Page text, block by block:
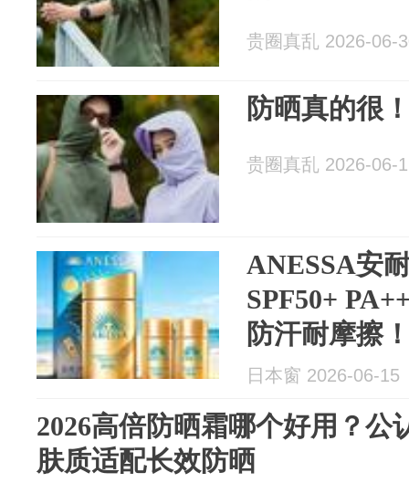
贵圈真乱 2026-06-
防晒真的很
贵圈真乱 2026-06-
ANESSA安
SPF50+
防汗耐摩擦
日本窗 2026-06-15
2026高倍防晒霜哪个好用？公
肤质适配长效防晒